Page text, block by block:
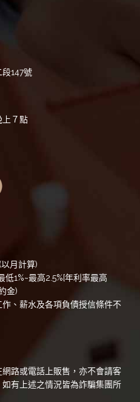
147號
上７點
月計算)
1%~最高2.5%[年利率最高
約金)
、薪水及各項負債授信條件不
路或電話上販售，亦不會請客
有上述之情況皆為詐騙集團所